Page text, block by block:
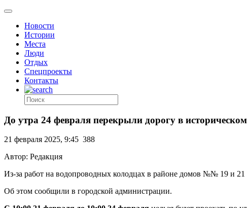
Новости
Истории
Места
Люди
Отдых
Спецпроекты
Контакты
До утра 24 февраля перекрыли дорогу в
21 февраля 2025, 9:45 388
Автор: Редакция
Из-за работ на водопроводных колодцах в районе домов №№ 19 и
Об этом сообщили в городской администрации.